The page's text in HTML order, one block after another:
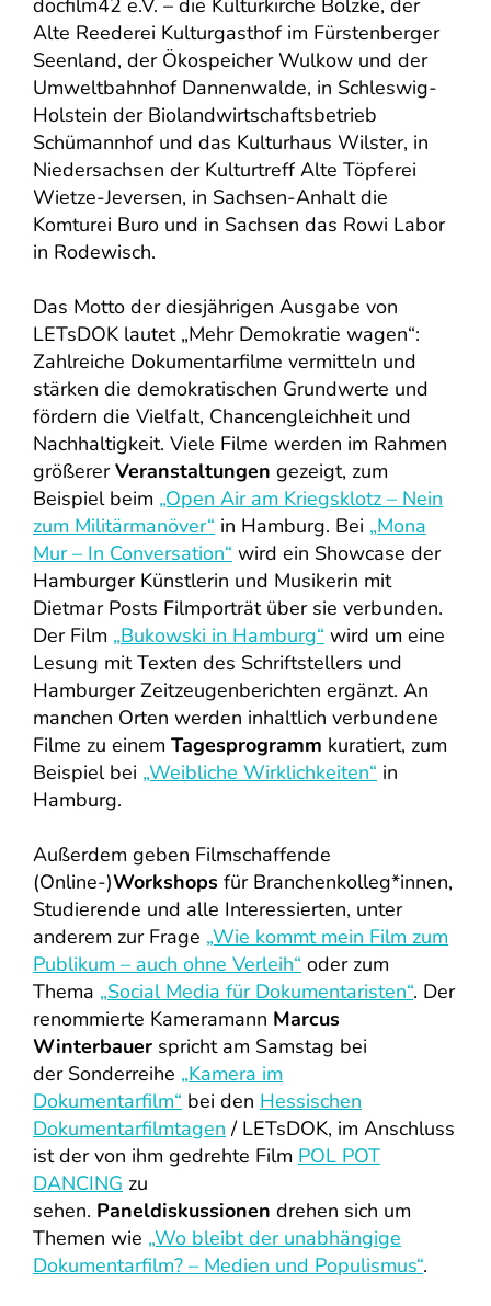
docfilm42 e.V. – die Kulturkirche Bölzke, der
Alte Reederei Kulturgasthof im Fürstenberger
Seenland, der Ökospeicher Wulkow und der
Umweltbahnhof Dannenwalde, in Schleswig-
Holstein der Biolandwirtschaftsbetrieb
Schümannhof und das Kulturhaus Wilster, in
Niedersachsen der Kulturtreff Alte Töpferei
Wietze-Jeversen, in Sachsen-Anhalt die
Komturei Buro und in Sachsen das Rowi Labor
in Rodewisch.
Das Motto der diesjährigen Ausgabe von
LETsDOK lautet „Mehr Demokratie wagen“:
Zahlreiche Dokumentarfilme vermitteln und
stärken die demokratischen Grundwerte und
fördern die Vielfalt, Chancengleichheit und
Nachhaltigkeit. Viele Filme werden im Rahmen
größererVeranstaltungen gezeigt, zum
Beispiel beim „Open Air am Kriegsklotz – Nein
zum Militärmanöver“ in Hamburg. Bei „Mona
Mur – In Conversation“ wird ein Showcase der
Hamburger Künstlerin und Musikerin mit
Dietmar Posts Filmporträt über sie verbunden.
Der Film „Bukowski in Hamburg“ wird um eine
Lesung mit Texten des Schriftstellers und
Hamburger Zeitzeugenberichten ergänzt. An
manchen Orten werden inhaltlich verbundene
Filme zu einem Tagesprogramm kuratiert, zum
Beispiel bei „Weibliche Wirklichkeiten“ in
Hamburg.
Außerdem geben Filmschaffende
(Online-)Workshops für Branchenkolleg*innen,
Studierende und alle Interessierten, unter
anderem zur Frage „Wie kommt mein Film zum
Publikum – auch ohne Verleih“ oder zum
Thema „Social Media für Dokumentaristen“. Der
renommierte Kameramann Marcus
Winterbauer spricht am Samstag bei
der Sonderreihe „Kamera im
Dokumentarfilm“ bei den Hessischen
Dokumentarfilmtagen / LETsDOK, im Anschluss
ist der von ihm gedrehte Film POL POT
DANCING zu
sehen. Paneldiskussionen drehen sich um
Themen wie „Wo bleibt der unabhängige
Dokumentarfilm? – Medien und Populismus“.